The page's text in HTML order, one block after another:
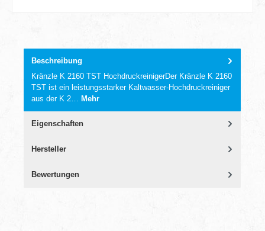
Beschreibung
Kränzle K 2160 TST HochdruckreinigerDer Kränzle K 2160
TST ist ein leistungsstarker Kaltwasser-Hochdruckreiniger
aus der K 2… Mehr
Eigenschaften
Hersteller
Bewertungen